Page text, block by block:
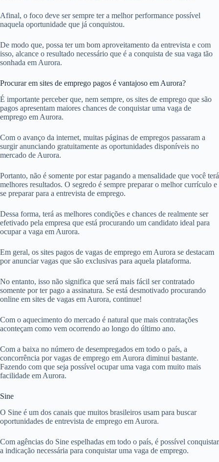
Afinal, o foco deve ser sempre ter a melhor performance possível
naquela oportunidade que já conquistou.
De modo que, possa ter um bom aproveitamento da entrevista e com
isso, alcance o resultado necessário que é a conquista de sua vaga tão
sonhada em Aurora.
Procurar em sites de emprego pagos é vantajoso em Aurora?
É importante perceber que, nem sempre, os sites de emprego que são
pagos apresentam maiores chances de conquistar uma vaga de
emprego em Aurora.
Com o avanço da internet, muitas páginas de empregos passaram a
surgir anunciando gratuitamente as oportunidades disponíveis no
mercado de Aurora.
Portanto, não é somente por estar pagando a mensalidade que você terá
melhores resultados. O segredo é sempre preparar o melhor currículo e
se preparar para a entrevista de emprego.
Dessa forma, terá as melhores condições e chances de realmente ser
efetivado pela empresa que está procurando um candidato ideal para
ocupar a vaga em Aurora.
Em geral, os sites pagos de vagas de emprego em Aurora se destacam
por anunciar vagas que são exclusivas para aquela plataforma.
No entanto, isso não significa que será mais fácil ser contratado
somente por ter pago a assinatura. Se está desmotivado procurando
online em sites de vagas em Aurora, continue!
Com o aquecimento do mercado é natural que mais contratações
aconteçam como vem ocorrendo ao longo do último ano.
Com a baixa no número de desempregados em todo o país, a
concorrência por vagas de emprego em Aurora diminui bastante.
Fazendo com que seja possível ocupar uma vaga com muito mais
facilidade em Aurora.
Sine
O Sine é um dos canais que muitos brasileiros usam para buscar
oportunidades de entrevista de emprego em Aurora.
Com agências do Sine espelhadas em todo o país, é possível conquistar
a indicação necessária para conquistar uma vaga de emprego.